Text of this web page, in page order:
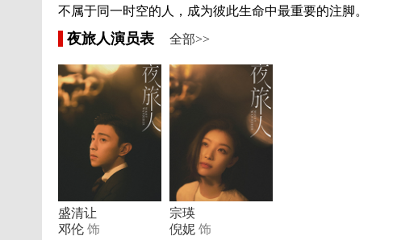
不属于同一时空的人，成为彼此生命中最重要的注脚。
夜旅人演员表 全部>>
盛清让
邓伦 饰
宗瑛
倪妮 饰